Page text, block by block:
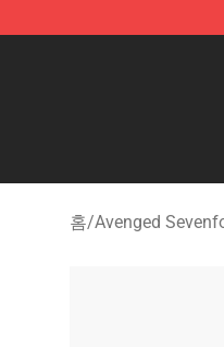
Avenged
홈/Avenged